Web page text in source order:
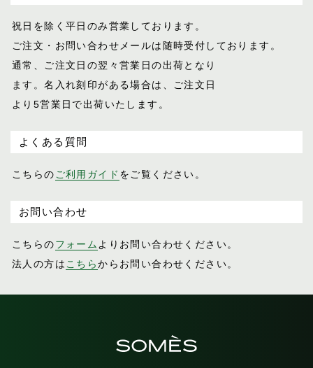
祝日を除く平日のみ営業しております。
ご注文・お問い合わせメールは随時受付し ております。
通常、ご注文日の翌々営業日の出荷となり
ます。名入れ刻印がある場合は、ご注文日
より5営業日で出荷いたします。
よくある質問
こちらの ご利用ガイド をご覧ください。
お問い合わせ
こちらのフォーム よりお問い合わせください。
法人の方は こちらからお問い合わせください。